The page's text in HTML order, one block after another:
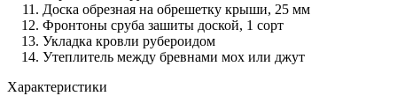
Доска обрезная на обрешетку крыши, 25 мм
Фронтоны сруба зашиты доской, 1 сорт
Укладка кровли рубероидом
Утеплитель между бревнами мох или джут
Характеристики